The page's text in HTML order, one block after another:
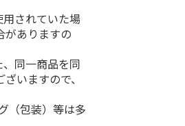
されていた場
がありますの
同一商品を同
いますので、
（包装）等は多